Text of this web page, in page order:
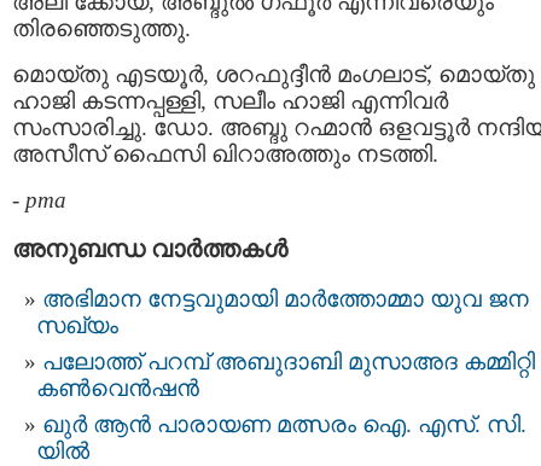
തിരഞ്ഞെടുത്തു.
മൊയ്തു എടയൂര്‍, ശറഫുദ്ദീന്‍ മംഗലാട്, മൊയ്തു
ഹാജി കടന്നപ്പള്ളി, സലീം ഹാജി എന്നിവര്‍
സംസാരിച്ചു. ഡോ. അബ്ദു റഹ്മാന്‍ ഒളവട്ടൂര്‍
അസീസ് ഫൈസി ഖിറാഅത്തും നടത്തി.
- pma
അനുബന്ധ വാര്‍ത്തകള്‍
അഭിമാന നേട്ടവുമായി മാർത്തോമ്മാ യുവ ജന
സഖ്യം
പലോത്ത് പറമ്പ് അബുദാബി മുസാഅദ കമ്മിറ്റി
കൺവെൻഷൻ
ഖുര്‍ ആന്‍ പാരായണ മത്സരം ഐ. എസ്. സി.
യില്‍